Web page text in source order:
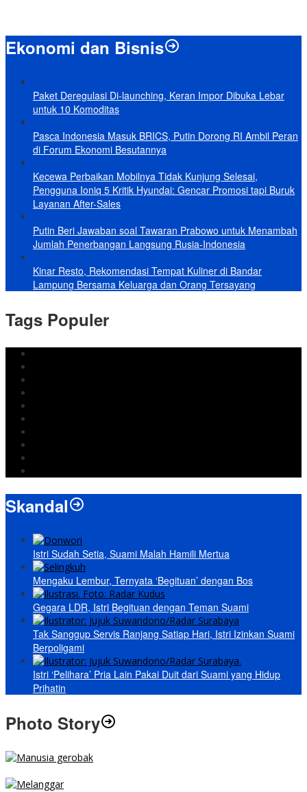
Ekonomi dan Bisnis
Paket Deregulasi Di-launching, Keran Impor Dibuka Lebar
untuk 10 Komoditas
Pasca Indonesia Masuk BRICS, Putin Dorong RI Ambil Peran
di Forum Ekonomi Besutannya
Kecewa Perbaikan Mobilnya Tidak Kunjung Selesai,
Pengguna Ioniq 5 Kritik Hyundai: Gencar Promosi tapi Buruk
Layanan After-Sales
Putin Beri Jawaban soal Tawaran Prabowo untuk Menambah
Jumlah Penerbangan Langsung Rusia-Indonesia
Kinar Resto, Rekomendasi Tempat Kuliner di Bandar
Lampung Bersama Keluarga dan Orang Tersayang
Tags Populer
Skandal
Istri Sudah Setia, Suami Malah Hamili Mertua
Mengaku Lembur, Ternyata ‘Begituan’ dengan Bos
Gegara LDR, Istri Begituan dengan Teman Suami
Tak Sanggup Servis Ranjang Satiap Hari, Istri Izinkan Suami
Berpoligami
Istri ‘Pelihara’ Pria Lain Pakai Duit dari Suami yang Hidup
Prihatin
Photo Story